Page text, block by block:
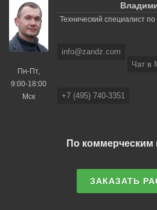
Пн-Пт,
9:00-18:00
Мск
Технический специалист
info@zandz.com
Чат в
+7 (495) 740-3351
По коммерческим
ЗАКАЗАТЬ